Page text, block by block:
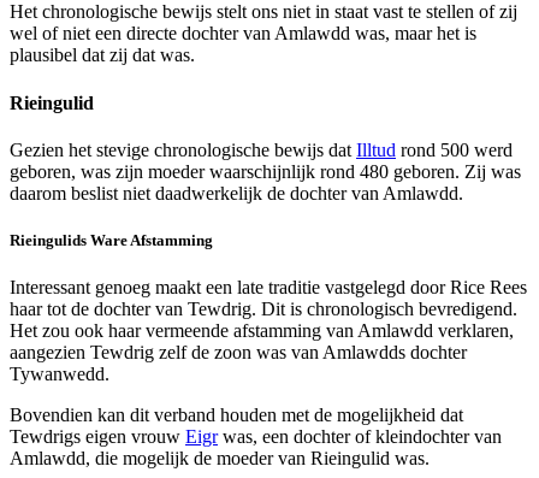
Het chronologische bewijs stelt ons niet in staat vast te stellen of zij
wel of niet een directe dochter van Amlawdd was, maar het is
plausibel dat zij dat was.
Rieingulid
Gezien het stevige chronologische bewijs dat Illtud rond 500 werd
geboren, was zijn moeder waarschijnlijk rond 480 geboren. Zij was
daarom beslist niet daadwerkelijk de dochter van Amlawdd.
Rieingulids Ware Afstamming
Interessant genoeg maakt een late traditie vastgelegd door Rice Rees
haar tot de dochter van Tewdrig. Dit is chronologisch bevredigend.
Het zou ook haar vermeende afstamming van Amlawdd verklaren,
aangezien Tewdrig zelf de zoon was van Amlawdds dochter
Tywanwedd.
Bovendien kan dit verband houden met de mogelijkheid dat
Tewdrigs eigen vrouw Eigrwas, een dochter of kleindochter van
Amlawdd, die mogelijk de moeder van Rieingulid was.